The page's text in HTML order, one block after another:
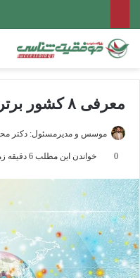
معرفی ۸ کشور برتر جهان در حوزه آموزش
موسس و مدیرمسئول: دکتر
0 خواندن این مطلب 6 دقیقه زمان میبرد